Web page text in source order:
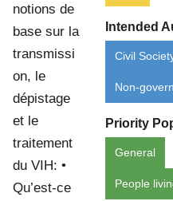
Contact
Français
Intended
Civil
Non-
Priority
General
People
notions de
base sur la
transmissi
on, le
dépistage
et le
traitement
du VIH: •
Qu’est-ce